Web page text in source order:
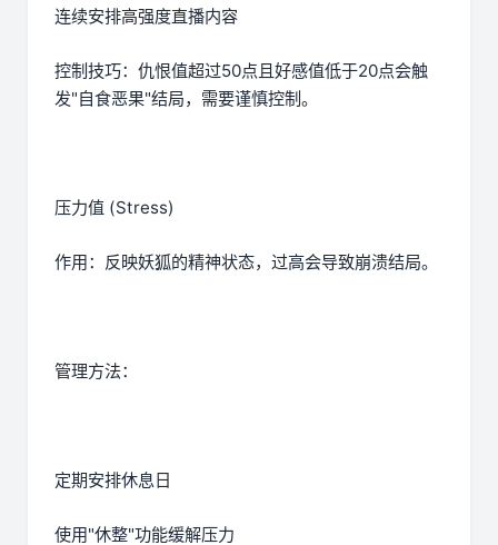
连续安排高强度直播内容
控制技巧：仇恨值超过50点且好感值低于20点会触
发"自食恶果"结局，需要谨慎控制。
压力值 (Stress)
作用：反映妖狐的精神状态，过高会导致崩溃结局。
管理方法：
定期安排休息日
使用"休整"功能缓解压力